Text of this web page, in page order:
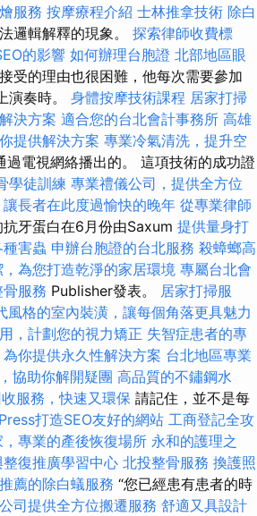
服務 按摩療程介紹 士林推拿技術 除白
邏輯解釋的現象。 探索律師收費標
的影響 如何辦理台胞證 北部地區眼
受的理由也很困難，他每次需要參加
演奏時。 身體按摩技術課程 居家打掃
決方案 適合您的台北會計事務所 高雄
提供解決方案 專業冷氣清洗，提升空
電視網絡播出的。 這項技術的成功證
學徒訓練 專業禮儀公司，提供全方位
長者在此度過愉快的晚年 從專業律師
牙蛋白在6月份由Saxum 提供量身打
害蟲 申辦台胞證的台北服務 殺蟑螂高
為您打造乾淨的家居環境 專屬台北會
服務 Publisher發表。 居家打掃服
風格的室內裝潢，讓每個角落更具魅力
，計劃您的視力矯正 失智症患者的專
你提供永久性解決方案 台北地區專業
協助你解開疑團 高品質的不鏽鋼水
服務，快速又環保 請記住，並不是每
打造SEO友好的網站 工商登記全攻
專業的產後恢復場所 永和的護理之
復推廣學習中心 北投整骨服務 換護照
薦的除白蟻服務 “您已經患有患者的時
司提供全方位搬遷服務 舒適又具設計